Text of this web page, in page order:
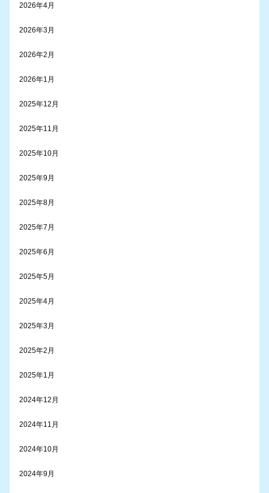
2026年4月
2026年3月
2026年2月
2026年1月
2025年12月
2025年11月
2025年10月
2025年9月
2025年8月
2025年7月
2025年6月
2025年5月
2025年4月
2025年3月
2025年2月
2025年1月
2024年12月
2024年11月
2024年10月
2024年9月